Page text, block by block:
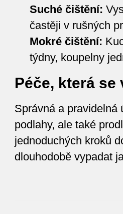
Suché čištění:
častěji v rušných
Mokré čištění:
týdny, koupelny
Péče, která se
Správná a pravidelná
podlahy, ale také
jednoduchých kroků
dlouhodobě vypadat